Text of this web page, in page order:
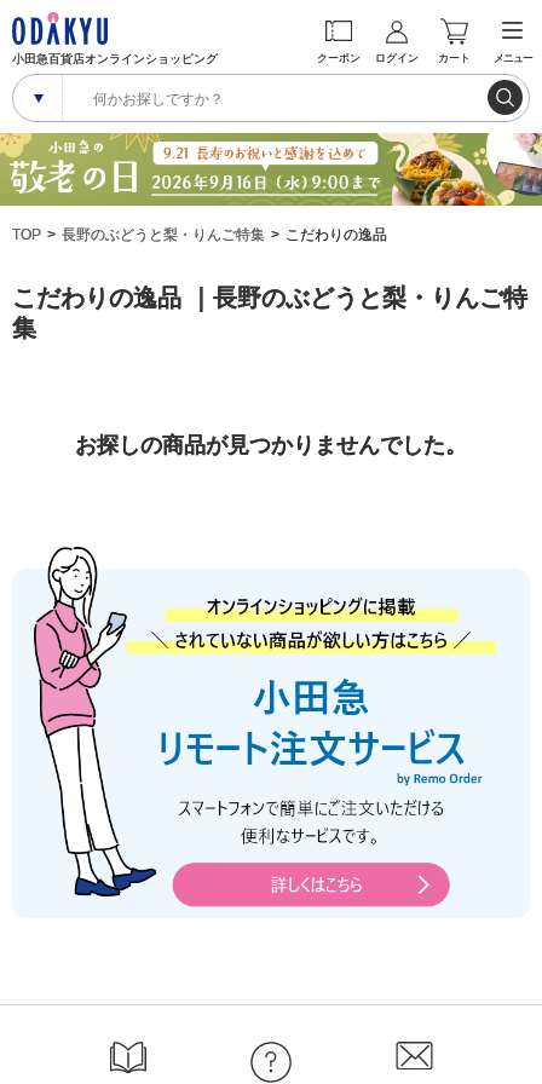
小田急百貨店オンラインショッピング クーポン ログイン カート メニュー
TOP 長野のぶどうと梨・りんご特集 こだわりの逸品
こだわりの逸品 ｜長野のぶどうと梨・りんご特
集
お探しの商品が見つかりませんでした。